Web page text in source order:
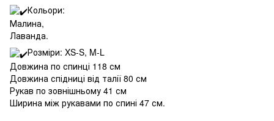
Кольори:
Малина,
Лаванда.
Розміри: XS-S, M-L
Довжина по спинці 118 см
Довжина спідниці від талії 80 см
Рукав по зовнішньому 41 см
Ширина між рукавами по спині 47 см.